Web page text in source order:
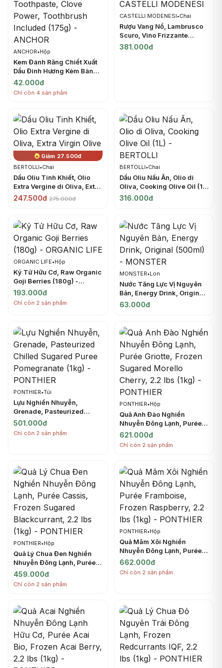
ANCHOR•Hộp
Kem Đánh Răng Chiết Xuất
Dầu Đinh Hương Kèm Bàn
Chải, Super Clove
Protection Toothpaste,
Clove Power, Toothbrush
42.000đ
Chỉ còn 4 sản phẩm
CASTELLI MODENESI•Chai
Rượu Vang Nổ, Lambrusco
Scuro, Vino Frizzante
Rosso Amabile, 8% (750ml)
381.000đ
Giảm 27.500đ
BERTOLLI•Chai
Dầu Oliu Tinh Khiết, Olio
Extra Vergine di Oliva, Extra
Virgin Olive Oil (1L) -
247.500đ 275.000đ
BERTOLLI•Chai
Dầu Oliu Nấu Ăn, Olio di
Oliva, Cooking Olive Oil (1L)
- BERTOLLI
316.000đ
ORGANIC LIFE•Hộp
Kỷ Tử Hữu Cơ, Raw Organic
Goji Berries (180g) -
ORGANIC LIFE
193.000đ
Chỉ còn 2 sản phẩm
MONSTER•Lon
Nước Tăng Lực Vị Nguyên
Bản, Energy Drink, Original
(500ml) - MONSTER
63.000đ
PONTHIER•Túi
Lựu Nghiền Nhuyễn,
Grenade, Pasteurized
Chilled Sugared Puree
Pomegranate (1kg) -
501.000đ
Chỉ còn 2 sản phẩm
PONTHIER•Hộp
Quả Anh Đào Nghiền
Nhuyễn Đông Lạnh, Purée
Griotte, Frozen Sugared
Morello Cherry, 2.2 lbs
(1kg) - PONTHIER
621.000đ
Chỉ còn 2 sản phẩm
PONTHIER•Hộp
Quả Lý Chua Đen Nghiền
Nhuyễn Đông Lạnh, Purée
Cassis, Frozen Sugared
Blackcurrant, 2.2 lbs (1kg) -
459.000đ
Chỉ còn 2 sản phẩm
PONTHIER•Hộp
Quả Mâm Xôi Nghiền
Nhuyễn Đông Lạnh, Purée
Framboise, Frozen
Raspberry, 2.2 lbs (1kg) -
662.000đ
Chỉ còn 2 sản phẩm